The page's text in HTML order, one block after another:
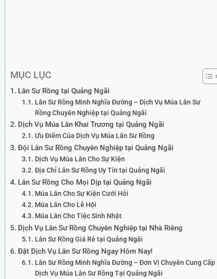
MỤC LỤC
Lân Sư Rồng tại Quảng Ngãi
Lân Sư Rồng Minh Nghĩa Đường – Dịch Vụ Múa Lân Sư
Rồng Chuyên Nghiệp tại Quảng Ngãi
Dịch Vụ Múa Lân Khai Trương tại Quảng Ngãi
Ưu Điểm Của Dịch Vụ Múa Lân Sư Rồng
Đội Lân Sư Rồng Chuyên Nghiệp tại Quảng Ngãi
Dịch Vụ Múa Lân Cho Sự Kiện
Địa Chỉ Lân Sư Rồng Uy Tín tại Quảng Ngãi
Lân Sư Rồng Cho Mọi Dịp tại Quảng Ngãi
Múa Lân Cho Sự Kiện Cưới Hỏi
Múa Lân Cho Lễ Hội
Múa Lân Cho Tiệc Sinh Nhật
Dịch Vụ Lân Sư Rồng Chuyên Nghiệp tại Nhà Riêng
Lân Sư Rồng Giá Rẻ tại Quảng Ngãi
Đặt Dịch Vụ Lân Sư Rồng Ngay Hôm Nay!
Lân Sư Rồng Minh Nghĩa Đường – Đơn Vị Chuyên Cung Cấp
Dịch Vụ Múa Lân Sư Rồng Tại Quảng Ngãi